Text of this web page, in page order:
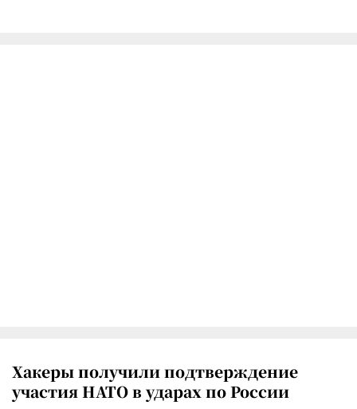
Хакеры получили подтверждение
участия НАТО в ударах по России